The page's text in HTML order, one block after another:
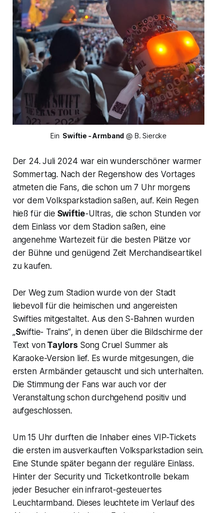
Ein Swiftie - Armband @ B. Siercke
Der 24. Juli 2024 war ein wunderschöner warmer
Sommertag. Nach der Regenshow des Vortages
atmeten die Fans, die schon um 7 Uhr morgens
vor dem Volksparkstadion saßen, auf. Kein Regen
hieß für die Swiftie-Ultras, die schon Stunden vor
dem Einlass vor dem Stadion saßen, eine
angenehme Wartezeit für die besten Plätze vor
der Bühne und genügend Zeit Merchandiseartikel
zu kaufen.
Der Weg zum Stadion wurde von der Stadt
liebevoll für die heimischen und angereisten
Swifties mitgestaltet. Aus den S-Bahnen wurden
„Swiftie- Trains“, in denen über die Bildschirme der
Text vonTaylors Song Cruel Summerals
Karaoke-Version lief. Es wurde mitgesungen, die
ersten Armbänder getauscht und sich unterhalten.
Die Stimmung der Fans war auch vor der
Veranstaltung schon durchgehend positiv und
aufgeschlossen.
Um 15 Uhr durften die Inhaber eines VIP-Tickets
die ersten im ausverkauften Volksparkstadion sein.
Eine Stunde später begann der reguläre Einlass.
Hinter der Security und Ticketkontrolle bekam
jeder Besucher ein infrarot-gesteuertes
Leuchtarmband. Dieses leuchtete im Verlauf des